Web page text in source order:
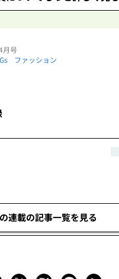
月号
ファッション
連載の記事一覧を見る